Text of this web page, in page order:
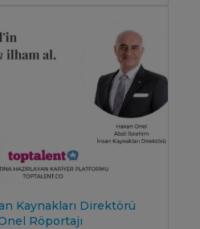
Kaynakları Direktörü
Röportajı